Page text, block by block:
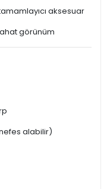
aksesuar
görünüm
alabilir)